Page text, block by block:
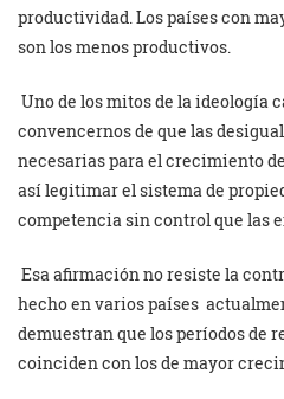
productividad. Los países con
son los menos productivos.
Uno de los mitos de la ideología
convencernos de que las
necesarias para el crecimiento
así legitimar el sistema de
competencia sin control que las
Esa afirmación no resiste la
hecho en varios países
demuestran que los períodos de
coinciden con los de mayor